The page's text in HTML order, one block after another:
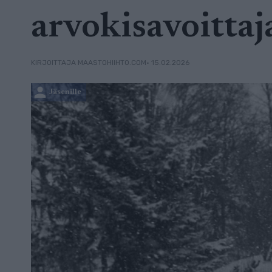
KIRJOITTAJA MAASTOHIIHTO.COM• 15.02.2026
Jäsenille